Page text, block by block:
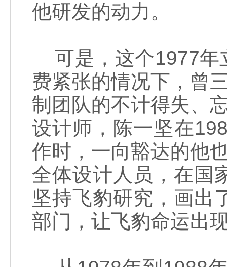
他研发的动力。
可是，这个1977年
费紧张的情况下，曾
制团队的不计得失、
设计师，陈一坚在
作时，一向豁达的他
全体设计人员，在国
坚持飞豹研究，画出
部门，让飞豹命运出